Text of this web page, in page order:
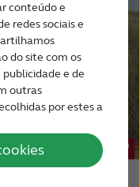
conteúdo e
redes sociais e
do site com os
publicidade e de
outras
por estes a